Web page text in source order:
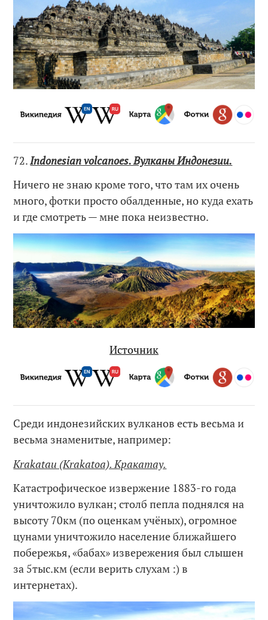
72.Indonesian volcanoes. Вулканы Индонезии.
Ничего не знаю кроме того, что там их очень
много, фотки просто обалденные, но куда ехать
и где смотреть — мне пока неизвестно.
Источник
Среди индонезийских вулканов есть весьма и
весьма знаменитые, например:
Krakatau (Krakatoa). Кракатау.
Катастрофическое извержение 1883-го года
уничтожило вулкан; столб пепла поднялся на
высоту 70км (по оценкам учёных), огромное
цунами уничтожило население ближайшего
побережья, «бабах» извережения был слышен
за 5тыс.км (если верить слухам :) в
интернетах).